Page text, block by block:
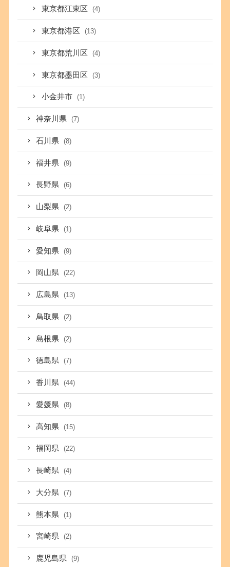
東京都江東区 (4)
東京都港区 (13)
東京都荒川区 (4)
東京都墨田区 (3)
小金井市 (1)
神奈川県 (7)
石川県 (8)
福井県 (9)
長野県 (6)
山梨県 (2)
岐阜県 (1)
愛知県 (9)
岡山県 (22)
広島県 (13)
鳥取県 (2)
島根県 (2)
徳島県 (7)
香川県 (44)
愛媛県 (8)
高知県 (15)
福岡県 (22)
長崎県 (4)
大分県 (7)
熊本県 (1)
宮崎県 (2)
鹿児島県 (9)